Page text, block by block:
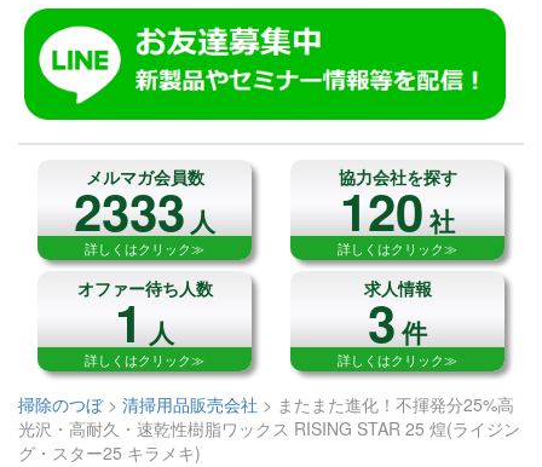
メルマガ会員数
2333人
詳しくはクリック≫
協力会社を探す
120社
詳しくはクリック≫
オファー待ち人数
1人
詳しくはクリック≫
求人情報
3件
詳しくはクリック≫
掃除のつぼ> 清掃用品販売会社 > またまた進化！不揮発分25%高
光沢・高耐久・速乾性樹脂ワックス RISING STAR 25 煌(ライジン
グ・スター25 キラメキ)